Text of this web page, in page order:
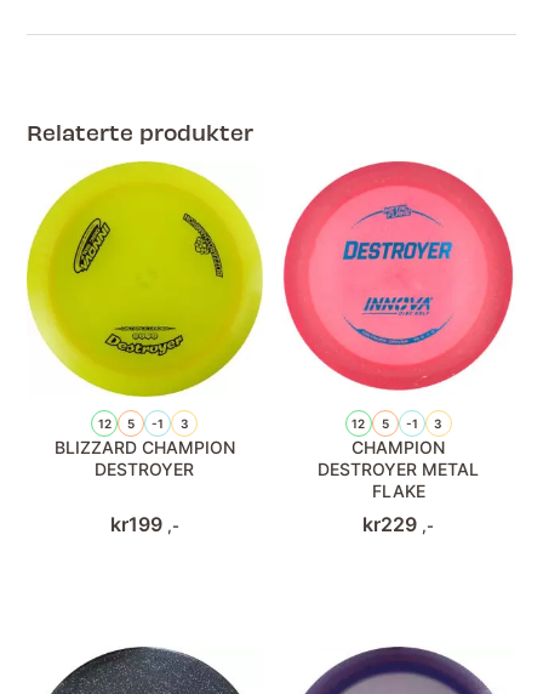
Relaterte produkter
12 5 -1 3
BLIZZARD CHAMPION
DESTROYER
kr199 ,-
12 5 -1 3
CHAMPION
DESTROYER METAL
FLAKE
kr229 ,-